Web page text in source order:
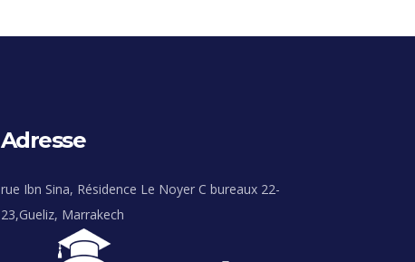
Adresse
rue Ibn Sina, Résidence Le Noyer C bureaux 22-
23,Gueliz, Marrakech